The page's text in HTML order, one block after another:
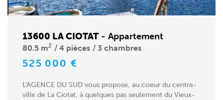
13600 LA CIOTAT - Appartement
80.5 m2 4 pièces 3 chambres
525 000 €
L'AGENCE DU SUD vous propose, au coeur du centre-
ville de La Ciotat, à quelques pas seulement du Vieux-